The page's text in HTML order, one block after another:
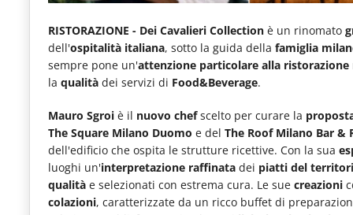
dei
consumi
fuoricasa,
Food
Service
e
tutte
RISTORAZIONE - Dei Cavalieri Collection è un rinomato
dell'ospitalità italiana, sotto la guida della famiglia
sempre pone un'attenzione particolare alla ristorazione
la qualità dei servizi di Food&Beverage.
Mauro Sgroi è il nuovo chefscelto per curare la
The Square Milano Duomo e del The Roof Milano Bar &
dell'edificio che ospita le strutture ricettive. Con la sua
luoghi un'interpretazione raffinata dei piatti del
qualità e selezionati con estrema cura. Le sue creazioni
colazioni, caratterizzate da un ricco buffet di